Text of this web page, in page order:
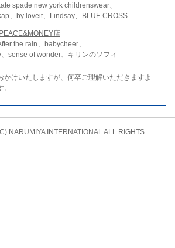
spade new york childrenswear、
、by loveit、Lindsay、BLUE CROSS
店
the rain、babycheer、
sense of wonder、キリンのソフィ
かけいたしますが、何卒ご理解いただきますよ